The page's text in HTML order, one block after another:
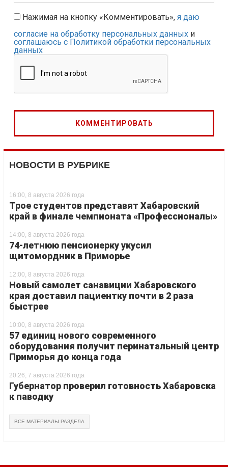
Нажимая на кнопку «Комментировать», я даю
согласие на обработку персональных данных и
соглашаюсь с Политикой обработки персональных
данных
НОВОСТИ В РУБРИКЕ
16:00, 8 августа 2026 года
Трое студентов представят Хабаровский
край в финале чемпионата «Профессионалы»
14:00, 8 августа 2026 года
74-летнюю пенсионерку укусил
щитомордник в Приморье
12:00, 8 августа 2026 года
Новый самолет санавиции Хабаровского
края доставил пациентку почти в 2 раза
быстрее
10:00, 8 августа 2026 года
57 единиц нового современного
оборудования получит перинатальный центр
Приморья до конца года
20:26, 7 августа 2026 года
Губернатор проверил готовность Хабаровска
к паводку
ВСЕ МАТЕРИАЛЫ РАЗДЕЛА